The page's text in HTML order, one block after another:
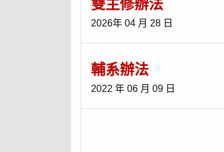
雙主修辦法
2026年 04 月 28 日
輔系辦法
2022 年 06 月 09 日